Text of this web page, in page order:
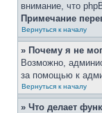
внимание, что
Примечание
Вернуться к началу
» Почему я не
Возможно,
за помощью к
Вернуться к началу
» Что делает